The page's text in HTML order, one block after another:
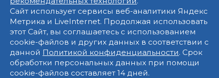
Сайт использует сервисы веб-аналитики Яндекс
Метрика и LiveInternet. Продолжая использовать
этот Сайт, вы соглашаетесь с использованием
cookie-файлов и других данных в соответствии с
данной Политикой конфиденциальности. Срок
обработки персональных данных при помощи
cookie-файлов составляет 14 дней.